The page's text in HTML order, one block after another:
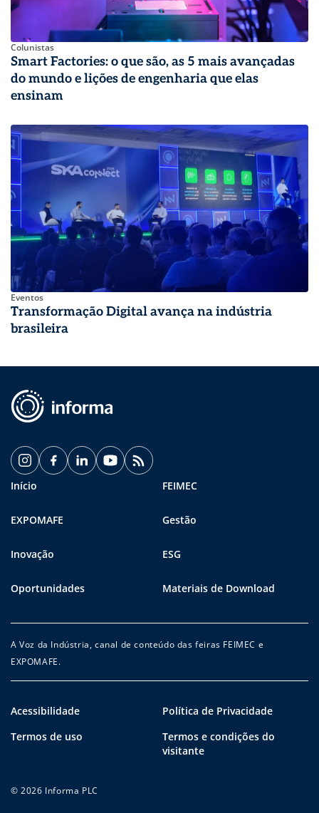
Colunistas
Smart Factories: o que são, as 5 mais avançadas
do mundo e lições de engenharia que elas
ensinam
Eventos
Transformação Digital avança na indústria
brasileira
Início FEIMEC
EXPOMAFE Gestão
Inovação ESG
Oportunidades Materiais de Download
A Voz da Indústria, canal de conteúdo das feiras FEIMEC e
EXPOMAFE.
Acessibilidade
Política de Privacidade
Termos de uso
Termos e condições do
visitante
© 2026 Informa PLC